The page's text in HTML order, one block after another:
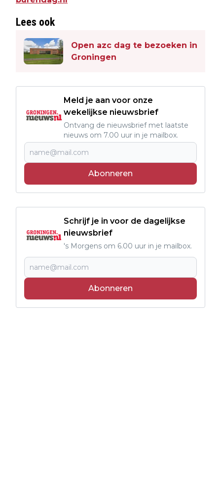
Lees ook
Open azc dag te bezoeken in
Groningen
Meld je aan voor onze
wekelijkse nieuwsbrief
Ontvang de nieuwsbrief met laatste
nieuws om 7.00 uur in je mailbox.
Abonneren
Schrijf je in voor de dagelijkse
nieuwsbrief
's Morgens om 6.00 uur in je mailbox.
Abonneren